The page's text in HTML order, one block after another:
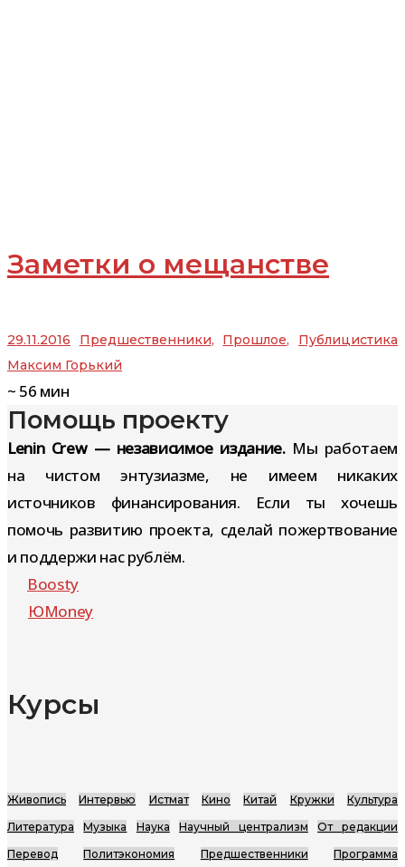
Заметки о мещанстве
29.11.2016 Предшественники, Прошлое, Публицистика
Максим Горький
~ 56 мин
Помощь проекту
Lenin Crew — независимое издание.Мы работаем
на чистом энтузиазме, не имеем никаких
источников финансирования. Если ты хочешь
помочь развитию проекта, сделай пожертвование
и поддержи нас рублём.
Boosty
ЮMoney
Курсы
Живопись Интервью Истмат Кино Китай Кружки
Культура
Литература
Музыка Наука Научный централизм
От редакции
Перевод
Политэкономия Предшественники Программа